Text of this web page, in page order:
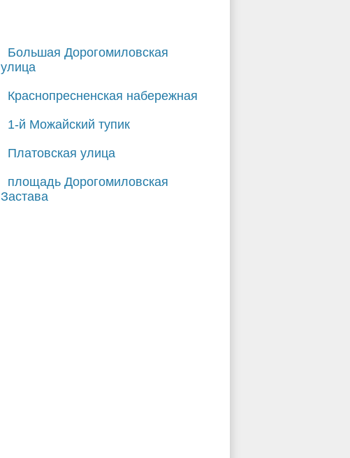
Большая Дорогомиловская
улица
Краснопресненская набережная
1-й Можайский тупик
Платовская улица
площадь Дорогомиловская
Застава